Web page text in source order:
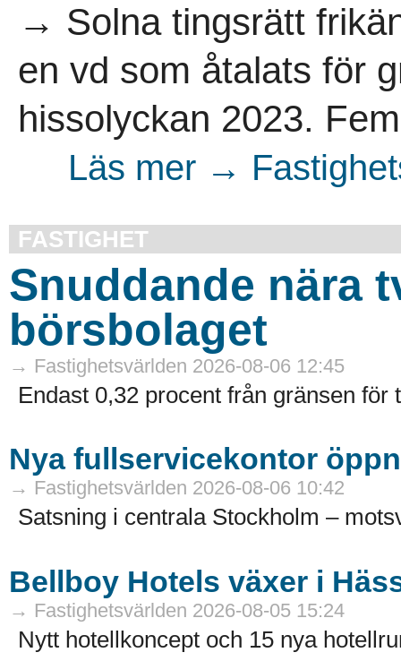
→ Solna tingsrätt
en vd som åtalats för
hissolyckan 2023.
Läs mer →
FASTIGHET
Snuddande nära
börsbolaget
→ Fastighetsvärlden 2026-08-06 12:45
Endast 0,32 procent från gränsen för
Nya fullservicekontor
→ Fastighetsvärlden 2026-08-06 10:42
Satsning i centrala Stockholm –
Bellboy Hotels växer i
→ Fastighetsvärlden 2026-08-05 15:24
Nytt hotellkoncept och 15 nya